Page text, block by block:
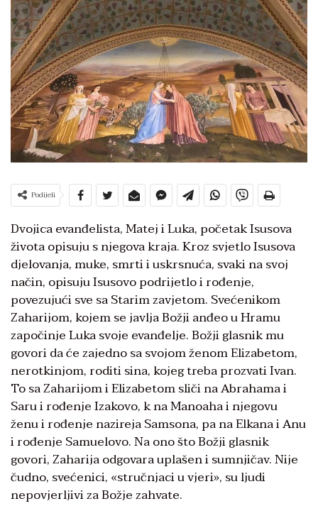
Podijeli
Dvojica evanđelista, Matej i Luka, početak Isusova
života opisuju s njegova kraja. Kroz svjetlo Isusova
djelovanja, muke, smrti i uskrsnuća, svaki na svoj
način, opisuju Isusovo podrijetlo i rođenje,
povezujući sve sa Starim zavjetom. Svećenikom
Zaharijom, kojem se javlja Božji anđeo u Hramu
započinje Luka svoje evanđelje. Božji glasnik mu
govori da će zajedno sa svojom ženom Elizabetom,
nerotkinjom, roditi sina, kojeg treba prozvati Ivan.
To sa Zaharijom i Elizabetom sliči na Abrahama i
Saru i rođenje Izakovo, k na Manoaha i njegovu
ženu i rođenje nazireja Samsona, pa na Elkana i Anu
i rođenje Samuelovo. Na ono što Božji glasnik
govori, Zaharija odgovara uplašen i sumnjičav. Nije
čudno, svećenici, «stručnjaci u vjeri», su ljudi
nepovjerljivi za Božje zahvate.